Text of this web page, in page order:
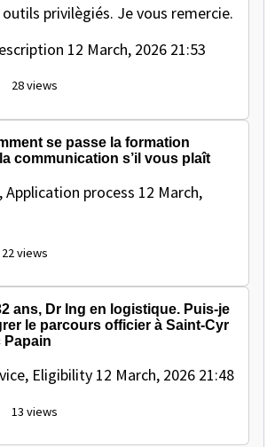
privilègiés. Je vous remercie.
12 March, 2026 21:53
28 views
se passe la formation
communication s’il vous plaît
Application process 12 March,
22 views
ans, Dr Ing en logistique. Puis-je
le parcours officier à Saint-Cyr
Papain
Eligibility 12 March, 2026 21:48
13 views